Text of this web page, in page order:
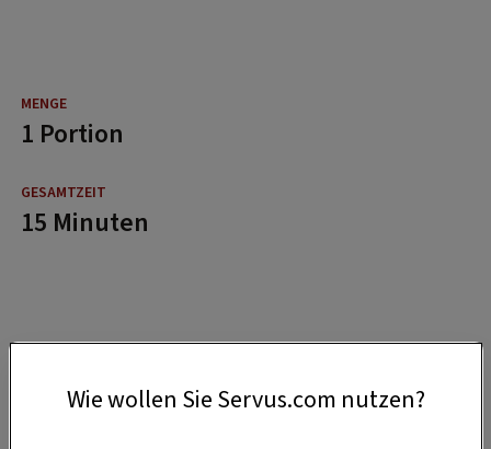
1 Portion
15 Minuten
Wie wollen Sie Servus.com nutzen?